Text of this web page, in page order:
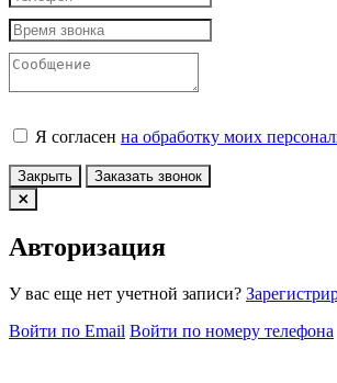
Я согласен на обработку моих
Закрыть Заказать звонок
Авторизация
У вас еще нет учетной записи?
Войти по Email Войти по номеру телефона